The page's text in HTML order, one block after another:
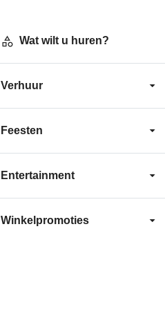
Wat wilt u huren?
Verhuur
Feesten
Entertainment
Winkelpromoties